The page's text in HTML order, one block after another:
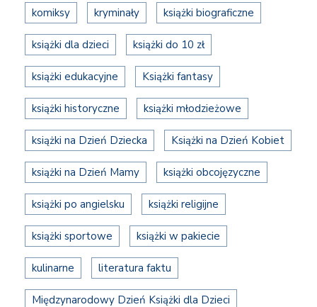
komiksy kryminały książki biograficzne
książki dla dzieci książki do 10 zł
książki edukacyjne Książki fantasy
książki historyczne książki młodzieżowe
książki na Dzień Dziecka Książki na Dzień Kobiet
książki na Dzień Mamy książki obcojęzyczne
książki po angielsku książki religijne
książki sportowe książki w pakiecie
kulinarne literatura faktu
Międzynarodowy Dzień Książki dla Dzieci